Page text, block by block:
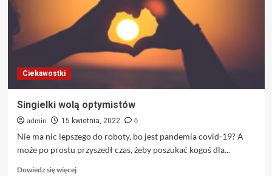
sprawdzić
?
Ciekawostki
Singielki wolą optymistów
admin 15 kwietnia, 2022
0
Nie ma nic lepszego do roboty, bo jest pandemia covid-19? A
może po prostu przyszedł czas, żeby poszukać kogoś dla...
Dowiedz się więcejDowiedz